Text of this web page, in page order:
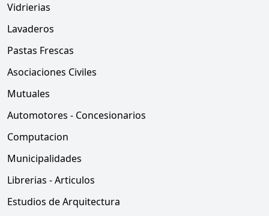
Vidrierias
Lavaderos
Pastas Frescas
Asociaciones Civiles
Mutuales
Automotores - Concesionarios
Computacion
Municipalidades
Librerias - Articulos
Estudios de Arquitectura